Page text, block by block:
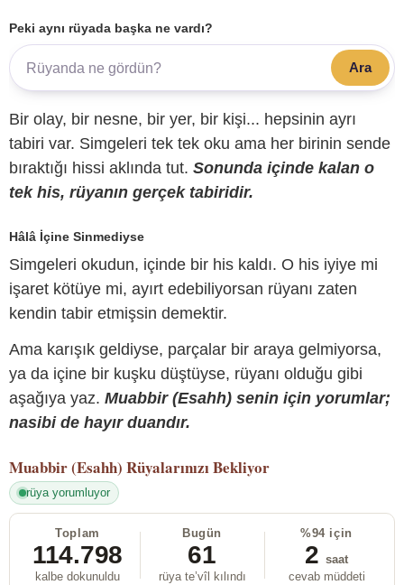
Peki aynı rüyada başka ne vardı?
Ara
Bir olay, bir nesne, bir yer, bir kişi... hepsinin ayrı
tabiri var. Simgeleri tek tek oku ama her birinin sende
bıraktığı hissi aklında tut. Sonunda içinde kalan o
tek his, rüyanın gerçek tabiridir.
Hâlâ İçine Sinmediyse
Simgeleri okudun, içinde bir his kaldı. O his iyiye mi
işaret kötüye mi, ayırt edebiliyorsan rüyanı zaten
kendin tabir etmişsin demektir.
Ama karışık geldiyse, parçalar bir araya gelmiyorsa,
ya da içine bir kuşku düştüyse, rüyanı olduğu gibi
aşağıya yaz. Muabbir (Esahh) senin için yorumlar;
nasibi de hayır duandır.
Muabbir (Esahh) Rüyalarınızı Bekliyor
rüya yorumluyor
Toplam
114.798
kalbe dokunuldu
Bugün
61
rüya te’vîl kılındı
%94 için
2 saat
cevab müddeti